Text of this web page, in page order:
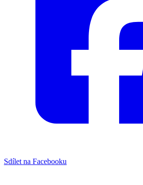
Sdílet na Facebooku